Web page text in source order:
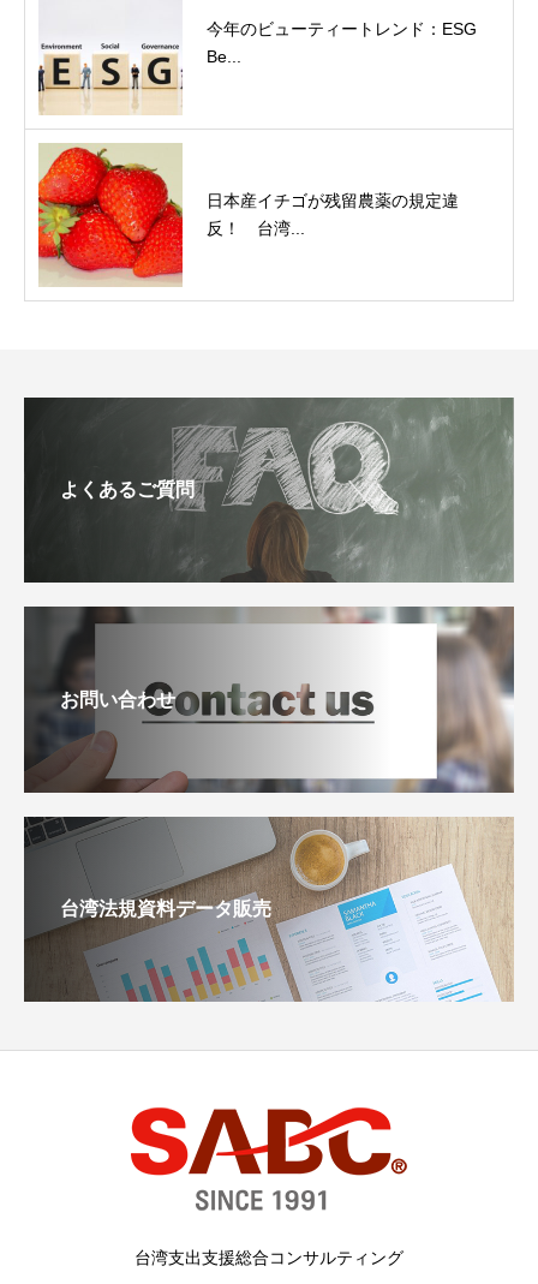
今年のビューティートレンド：ESG
Be...
日本産イチゴが残留農薬の規定違
反！ 台湾...
よくあるご質問
お問い合わせ
台湾法規資料データ販売
台湾支出支援総合コンサルティング